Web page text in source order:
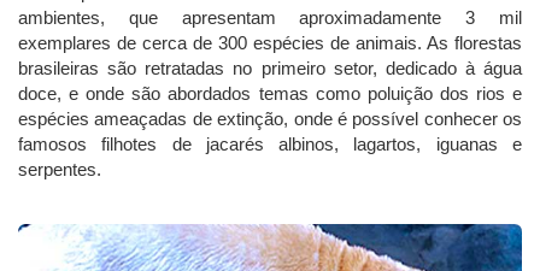
ambientes, que apresentam aproximadamente 3 mil
exemplares de cerca de 300 espécies de animais. As florestas
brasileiras são retratadas no primeiro setor, dedicado à água
doce, e onde são abordados temas como poluição dos rios e
espécies ameaçadas de extinção, onde é possível conhecer os
famosos filhotes de jacarés albinos, lagartos, iguanas e
serpentes.